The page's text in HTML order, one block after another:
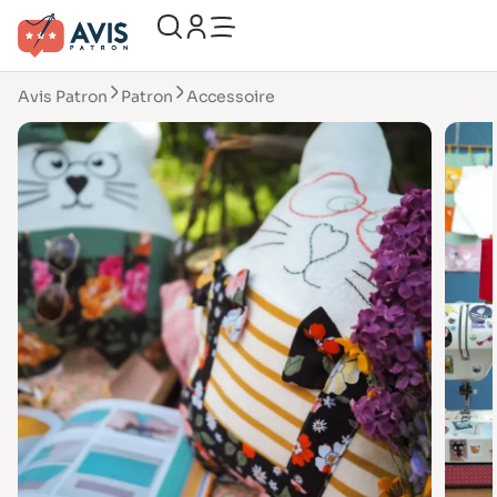
Avis Patron Patron Accessoire